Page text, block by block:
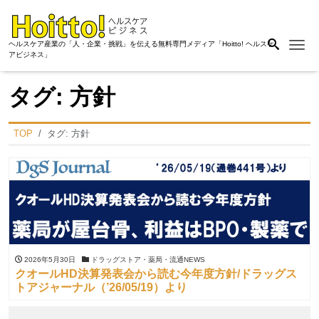
ヘルスケア産業の「人・企業・挑戦」を伝える無料専門メディア「Hoitto! ヘルスケ
アビジネス」
タグ: 方針
TOP タグ: 方針
2026年5月30日 ドラッグストア・薬局・流通NEWS
クオールHD決算発表会から読む今年度方針/ドラッグス
トアジャーナル（’26/05/19）より